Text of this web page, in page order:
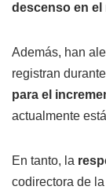
descenso en el
Además, han
registran
para el
actualmente
En tanto, la
codirectora de